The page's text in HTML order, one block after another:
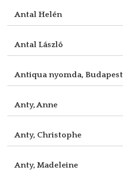
Antal Helén
Antal László
Antiqua nyomda, Budapest
Anty, Anne
Anty, Christophe
Anty, Madeleine